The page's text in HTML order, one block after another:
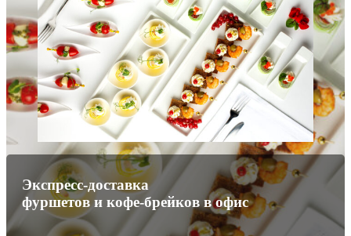
Экспресс-доставка
фуршетов и кофе-брейков в офис